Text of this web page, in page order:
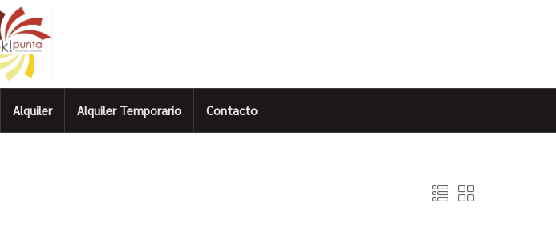
Alquiler Alquiler Temporario Contacto